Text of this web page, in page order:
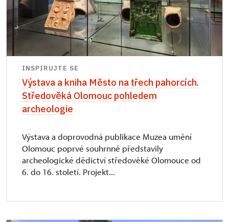
INSPIRUJTE SE
Výstava a kniha Město na třech pahorcích.
Středověká Olomouc pohledem
archeologie
Výstava a doprovodná publikace Muzea umění
Olomouc poprvé souhrnně představily
archeologické dědictví středověké Olomouce od
6. do 16. století. Projekt...